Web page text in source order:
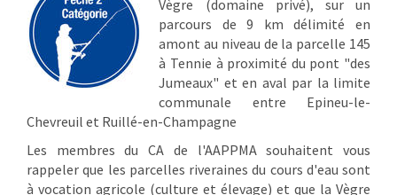
Vègre (domaine privé), sur un
parcours de 9 km délimité en
amont au niveau de la parcelle 145
à Tennie à proximité du pont "des
Jumeaux" et en aval par la limite
communale entre Epineu-le-
Chevreuil et Ruillé-en-Champagne
Les membres du CA de l'AAPPMA souhaitent vous
rappeler que les parcelles riveraines du cours d'eau sont
à vocation agricole (culture et élevage) et que la Vègre